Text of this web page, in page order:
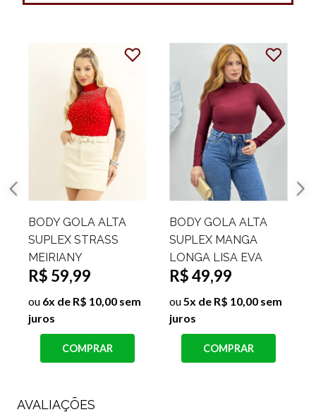
BODY GOLA ALTA
SUPLEX STRASS
MEIRIANY
R$ 59,99
ou 6x de R$ 10,00 sem
juros
COMPRAR
BODY GOLA ALTA
SUPLEX MANGA
LONGA LISA EVA
R$ 49,99
ou5x de R$ 10,00 sem
juros
COMPRAR
AVALIAÇÕES